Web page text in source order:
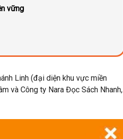
vững
Linh (đại diện khu vực miền
và Công ty Nara Đọc Sách Nhanh,